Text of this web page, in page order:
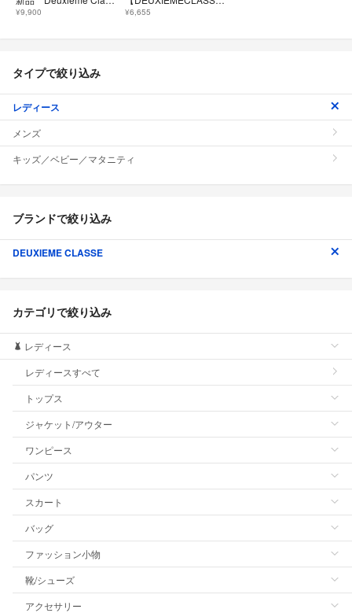
¥9,900 ¥6,655
タイプで絞り込み
レディース
メンズ
キッズ／ベビー／マタニティ
ブランドで絞り込み
DEUXIEME CLASSE
カテゴリで絞り込み
レディース
レディースすべて
トップス
ジャケット/アウター
ワンピース
パンツ
スカート
バッグ
ファッション小物
靴/シューズ
アクセサリー